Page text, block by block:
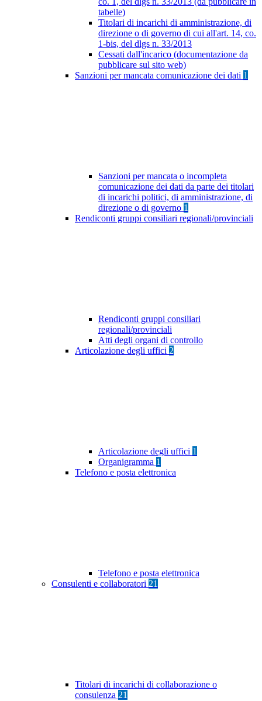
tabelle)
Titolari di incarichi di amministrazione, di
direzione o di governo di cui all'art. 14, co.
1-bis, del dlgs n. 33/2013
Cessati dall'incarico (documentazione da
pubblicare sul sito web)
Sanzioni per mancata comunicazione dei dati 1
Sanzioni per mancata o incompleta
comunicazione dei dati da parte dei titolari
di incarichi politici, di amministrazione, di
direzione o di governo 1
Rendiconti gruppi consiliari regionali/provinciali
Rendiconti gruppi consiliari
regionali/provinciali
Atti degli organi di controllo
Articolazione degli uffici 2
Articolazione degli uffici 1
Organigramma 1
Telefono e posta elettronica
Telefono e posta elettronica
Consulenti e collaboratori 21
Titolari di incarichi di collaborazione o
consulenza 21